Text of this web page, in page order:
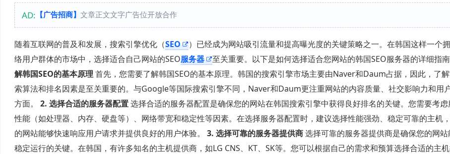
AD: 【广告招商】 文章正文文字广告位开放合作
随着互联网的普及和发展，搜索引擎优化（SEO
）已经成为网站吸引流量和提高曝光度的关键策略之一。在韩国这样一个
络用户群体的市场中，选择适合自己网站的SEO服务器 至关重要。以下是如何选择适合您网站的韩国SEO服务器的详细指南
解韩国SEO的基本原理 首先，您需要了解韩国SEO的基本原理。韩国的搜索引擎市场主要由Naver和Daum占据，因此，了
索算法和排名因素是至关重要的。与Google等国际搜索引擎不同，Naver和Daum更注重网站的内容质量、社交影响力和用
方面。 2. 选择合适的服务器配置选择合适的服务器配置是确保您的网站在韩国搜索引擎中获得良好排名的关键。您需要考
性能（如处理器、内存、硬盘等）、网络带宽和稳定性等因素。在选择服务器配置时，建议选择性能强劲、稳定可靠的主机
的网站能够快速响应用户请求并提供良好的用户体验。 3. 选择可靠的服务器提供商选择可靠的服务器提供商是确保您的网
稳定运行的关键。在韩国，有许多知名的主机提供商，如LG CNS、KT、SK等。您可以根据自己的需求和预算选择合适的主机